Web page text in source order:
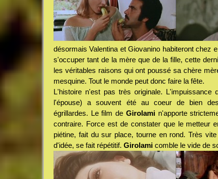
désormais Valentina et Giovanino habiteront chez
s'occuper tant de la mère que de la fille, cette
les véritables raisons qui ont poussé sa chère
mesquine. Tout le monde peut donc faire la fête.
L'histoire n'est pas très originale. L'impuissance
l'épouse) a souvent été au coeur de bien
égrillardes. Le film de Girolamin'apporte
contraire. Force est de constater que le metteur
piétine, fait du sur place, tourne en rond. Très
d'idée, se fait répétitif. Girolami comble le vide de